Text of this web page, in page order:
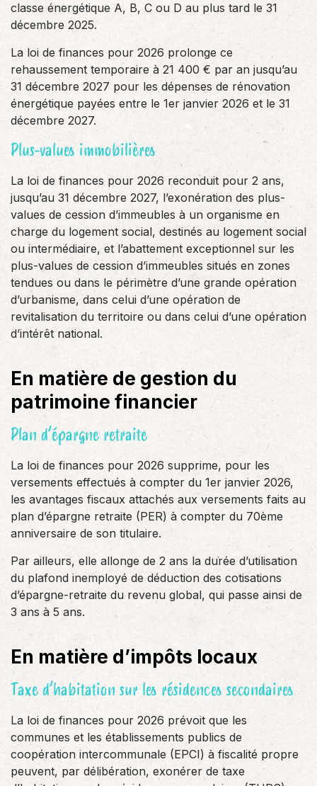
classe énergétique A, B, C ou D au plus tard le 31
décembre 2025.
La loi de finances pour 2026 prolonge ce
rehaussement temporaire à 21 400 € par an jusqu’au
31 décembre 2027 pour les dépenses de rénovation
énergétique payées entre le 1er janvier 2026 et le 31
décembre 2027.
Plus-values immobilières
La loi de finances pour 2026 reconduit pour 2 ans,
jusqu’au 31 décembre 2027, l’exonération des plus-
values de cession d’immeubles à un organisme en
charge du logement social, destinés au logement social
ou intermédiaire, et l’abattement exceptionnel sur les
plus-values de cession d’immeubles situés en zones
tendues ou dans le périmètre d’une grande opération
d’urbanisme, dans celui d’une opération de
revitalisation du territoire ou dans celui d’une opération
d’intérêt national.
En matière de gestion du
patrimoine financier
Plan d’épargne retraite
La loi de finances pour 2026 supprime, pour les
versements effectués à compter du 1er janvier 2026,
les avantages fiscaux attachés aux versements faits au
plan d’épargne retraite (PER) à compter du 70ème
anniversaire de son titulaire.
Par ailleurs, elle allonge de 2 ans la durée d’utilisation
du plafond inemployé de déduction des cotisations
d’épargne-retraite du revenu global, qui passe ainsi de
3 ans à 5 ans.
En matière d’impôts locaux
Taxe d’habitation sur les résidences secondaires
La loi de finances pour 2026 prévoit que les
communes et les établissements publics de
coopération intercommunale (EPCI) à fiscalité propre
peuvent, par délibération, exonérer de taxe